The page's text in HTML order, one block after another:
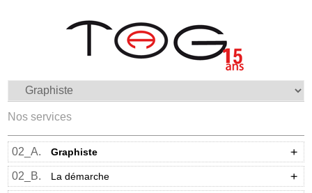
Nos services
02_A. Graphiste
02_B. La démarche